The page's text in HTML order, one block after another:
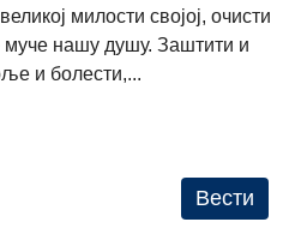
милости својој, очисти
муче нашу душу. Заштити и
и болести,...
Вести